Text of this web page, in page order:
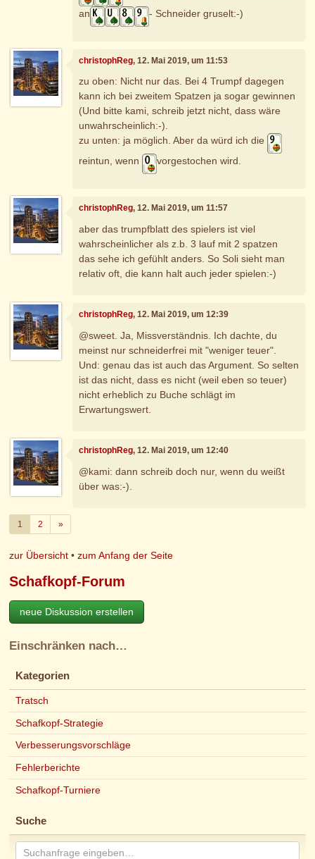
an
- Schneider gruselt:-)
christophReg, 12. Mai 2019, um 11:53
zu oben: Nicht nur das. Bei 4 Trumpf dagegen
kann ich bei zweitem Spatzen ja sogar gewinnen
(Und bitte kami, schreib jetzt nicht, dass wäre
unwahrscheinlich:-).
zu unten: ja möglich. Aber da würd ich die
reintun, wenn
vorgestochen wird.
christophReg, 12. Mai 2019, um 11:57
aber das trumpfblatt des spielers ist viel
wahrscheinlicher als z.b. 3 lauf mit 2 spatzen
das sehe ich gefühlt anders. So Soli sieht man
relativ oft, die kann halt auch jeder spielen:-)
christophReg, 12. Mai 2019, um 12:39
@sweet. Ja, Missverständnis. Ich dachte, du
meinst nur schneiderfrei mit "weniger teuer".
Und: genau das ist auch das Argument. So selten
ist das nicht, dass es nicht (weil eben so teuer)
nicht erheblich zu Buche schlägt im
Erwartungswert.
christophReg, 12. Mai 2019, um 12:40
@kami: dann schreib doch nur, wenn du weißt
über was:-).
1 2 »Weiter
zur Übersicht •zum Anfang der Seite
Schafkopf-Forum
neue Diskussion erstellen
Einschränken nach…
Kategorien
Tratsch
Schafkopf-Strategie
Verbesserungsvorschläge
Fehlerberichte
Schafkopf-Turniere
Suche